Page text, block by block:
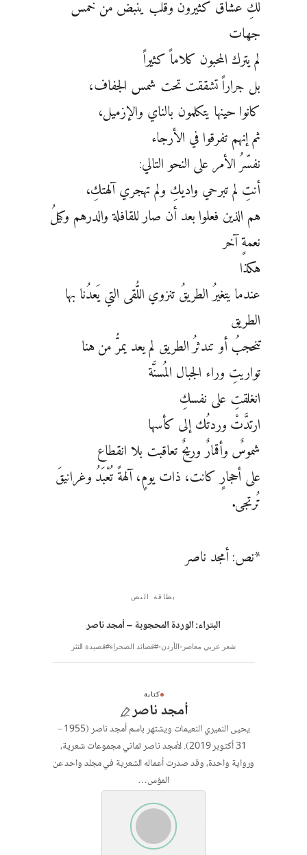
لكِ عشاقٌ كثيرون وقلبٌ ينبض من خمس
جهات
لم يترك المحبون كلاماً كثيراً
بل جراراً تشققت تحت شمس الجفاف،
كانوا حينها يتكلمون بالناي والإزميل،
ثم إنهم تفرقوا في الأرجاء
نفسّرُ الأمر على النحو التالي:
أنتِ لم تبرحي واديكِ ولم تهجري آلهتكِ،
هم الذين فعلوا بعد أن صار للقافلة والدرهم وكيلُ
نعمةٍ آخر
هكذا
عندما يتغيرُ الطريقُ تنزوي اللُّقى التي يَعدُنا بها
الطريق
تنحجبُ أو تندثرُ الطريق لم يعد يمرُّ من هنا
تواريتِ وراء الجبال المُسنَّة
انغلقتِ على نفسكِ
ارتدَّتْ وردتُك إلى كأسها
شموسٌ وأقمارٌ وريحٌ تعاقبت بلا انقطاع
على أحجارٍ كانت، ذات يومٍ، آلهةً تُعْبَدُ وغرانيقَ
تُرتجى.
*نص: أمجد ناصر
بطاقة النص
البتراء: الوردة المحجوبة – أمجد ناصر
شعر عربي معاصر الأردن #قصائد الصحراء#قصيدة النثر
كتابة
أمجد ناصر
يحيى النميري النعيمات ويشتهر باسم أمجد ناصر (1955 –
31 أكتوبر 2019). لأمجد ناصر ثماني مجموعات شعرية،
ورواية واحدة، وقد صدرت أعماله الشعرية في مجلد واحد عن
المؤس…